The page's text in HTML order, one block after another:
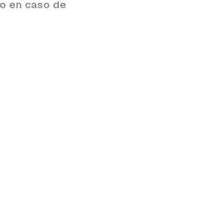
en caso de